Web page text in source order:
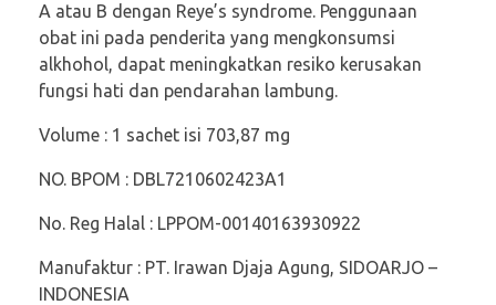
A atau B dengan Reye’s syndrome. Penggunaan
obat ini pada penderita yang mengkonsumsi
alkhohol, dapat meningkatkan resiko kerusakan
fungsi hati dan pendarahan lambung.
Volume : 1 sachet isi 703,87 mg
NO. BPOM : DBL7210602423A1
No. Reg Halal : LPPOM-00140163930922
Manufaktur : PT. Irawan Djaja Agung, SIDOARJO –
INDONESIA